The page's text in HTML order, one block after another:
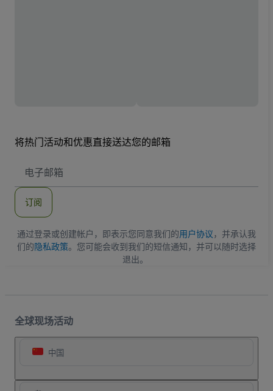
将热门活动和优惠直接送达您的邮箱
子
地
订阅
通过登录或创建帐户，即表示您同意我们的用户协议，并承认我
们的隐私政策。您可能会收到我们的短信通知，并可以随时选择
退出。
全球现场活动
中国